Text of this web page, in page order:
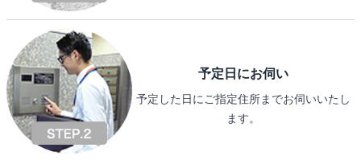
予定日にお伺い
予定した日にご指定住所までお伺いいたし
ます。